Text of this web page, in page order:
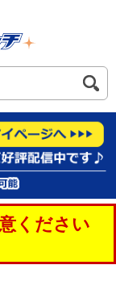
ください